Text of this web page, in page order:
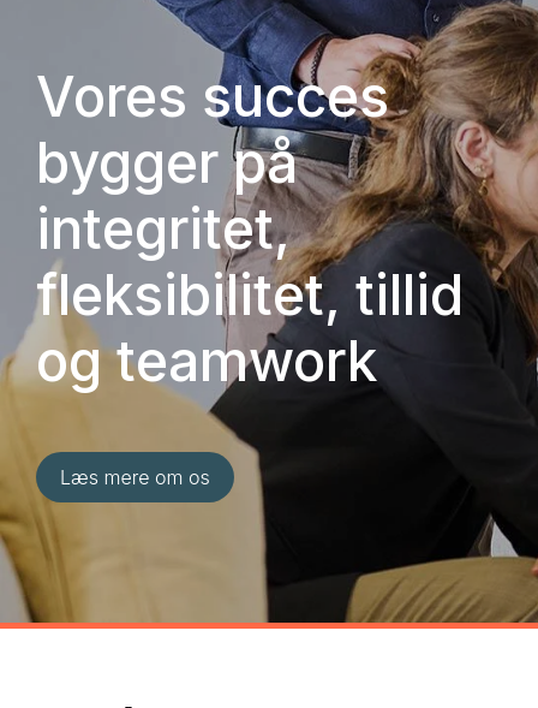
Vores succes
bygger på
integritet,
fleksibilitet, tillid
og teamwork